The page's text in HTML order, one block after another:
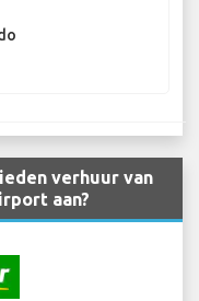
verhuur van
aan?